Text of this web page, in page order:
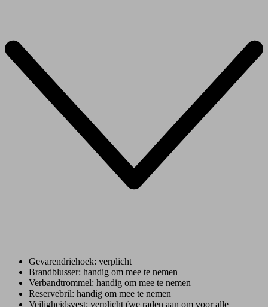
Gevarendriehoek: verplicht
Brandblusser: handig om mee te nemen
Verbandtrommel: handig om mee te nemen
Reservebril: handig om mee te nemen
Veiligheidsvest: verplicht (we raden aan om voor alle